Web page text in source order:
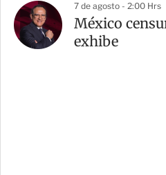
7 de agosto - 2:00 Hrs
México
exhibe